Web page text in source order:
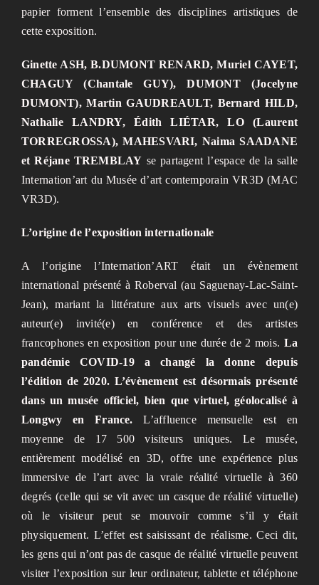
papier forment l’ensemble des disciplines artistiques de
cette exposition.
Ginette ASH, B.DUMONT RENARD, Muriel CAYET,
CHAGUY (Chantale GUY), DUMONT (Jocelyne
DUMONT), Martin GAUDREAULT, Bernard HILD,
Nathalie LANDRY, Édith LIÉTAR, LO (Laurent
TORREGROSSA), MAHESVARI, Naima SAADANE
et Réjane TREMBLAY se partagent l’espace de la salle
Internation’art du Musée d’art contemporain VR3D (MAC
VR3D).
L’origine de l’exposition internationale
A l’origine l’Internation’ART était un évènement
international présenté à Roberval (au Saguenay-Lac-Saint-
Jean), mariant la littérature aux arts visuels avec un(e)
auteur(e) invité(e) en conférence et des artistes
francophones en exposition pour une durée de 2 mois. La
pandémie COVID-19 a changé la donne depuis
l’édition de 2020. L’évènement est désormais présenté
dans un musée officiel, bien que virtuel, géolocalisé à
Longwy en France. L’affluence mensuelle est en
moyenne de 17 500 visiteurs uniques. Le musée,
entièrement modélisé en 3D, offre une expérience plus
immersive de l’art avec la vraie réalité virtuelle à 360
degrés (celle qui se vit avec un casque de réalité virtuelle)
où le visiteur peut se mouvoir comme s’il y était
physiquement. L’effet est saisissant de réalisme. Ceci dit,
les gens qui n’ont pas de casque de réalité virtuelle peuvent
visiter l’exposition sur leur ordinateur, tablette et téléphone